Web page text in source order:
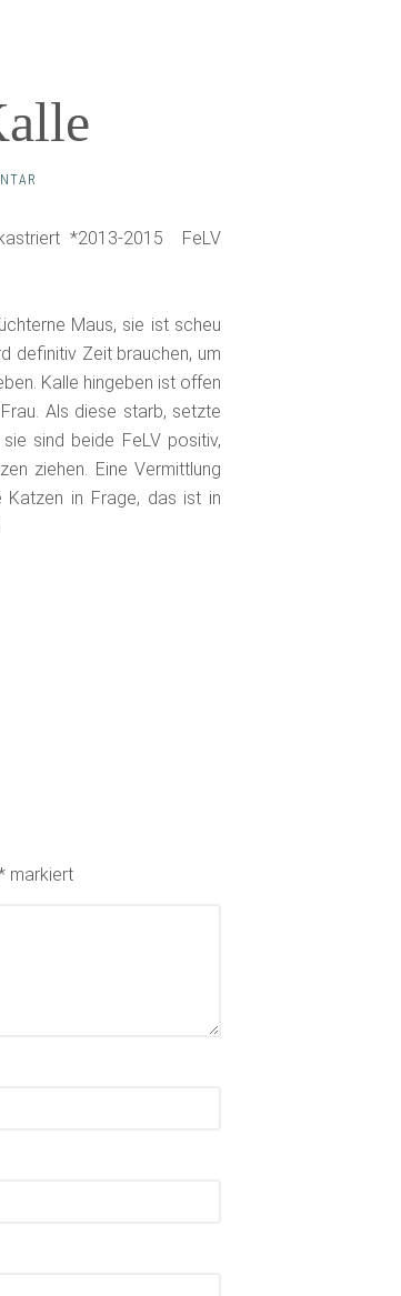
*2013-2015 FeLV
Maus, sie ist scheu
definitiv Zeit brauchen, um
Kalle hingeben ist offen
Als diese starb, setzte
sind beide FeLV positiv,
ziehen. Eine Vermittlung
Katzen in Frage, das ist in
markiert